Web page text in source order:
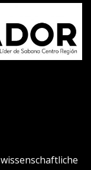
wissenschaftliche